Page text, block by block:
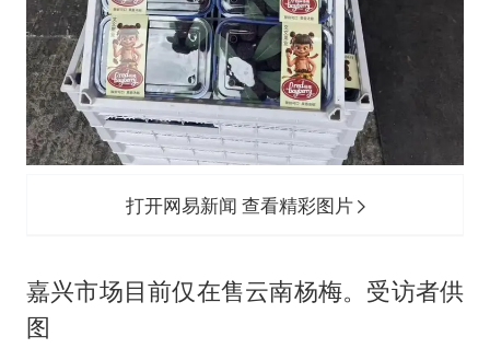
打开网易新闻 查看精彩图片
嘉兴市场目前仅在售云南杨梅。受访者供
图